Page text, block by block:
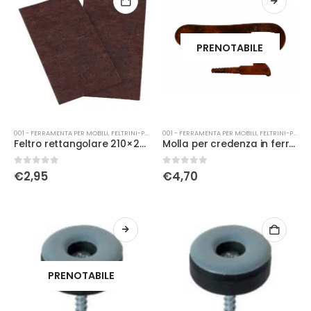
001 - FERRAMENTA PER MOBILI, FELTRINI-PATTINI
Feltro rettangolare 210×297 marrone
0Su 5
€2,95
PRENOTABILE
001 - FERRAMENTA PER MOBILI, FELTRINI-PATTINI
Molla per credenza in ferro antico 100×25
0Su 5
€4,70
PRENOTABILE